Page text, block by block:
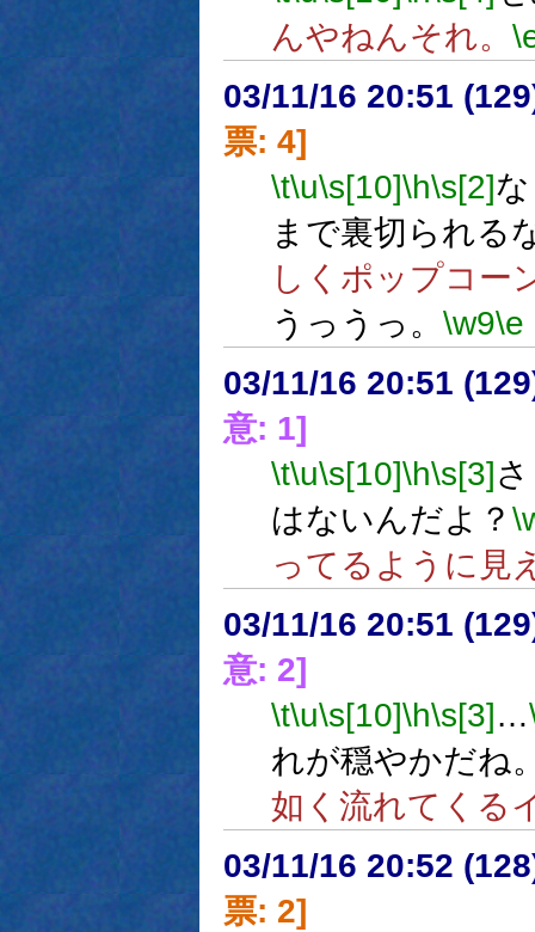
んやねんそれ。
03/11/16 20:51
票: 4]
\t\u\s[10]\h\s[2]
まで裏切られる
しくポップコー
うっうっ。 \w9\e
03/11/16 20:51
意: 1]
\t\u\s[10]\h\s[3]
はないんだよ？
ってるように見
03/11/16 20:51
意: 2]
\t\u\s[10]\h\s[3]…
れが穏やかだね
如く流れてくる
03/11/16 20:52
票: 2]